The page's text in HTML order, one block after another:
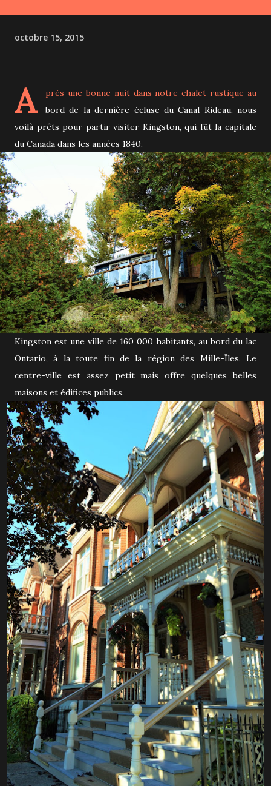
octobre 15, 2015
A
près une bonne nuit dans notre chalet rustique au
bord de la dernière écluse du Canal Rideau, nous
voilà prêts pour partir visiter Kingston, qui fût la capitale
du Canada dans les années 1840.
Kingston est une ville de 160 000 habitants, au bord du lac
Ontario, à la toute fin de la région des Mille-Îles. Le
centre-ville est assez petit mais offre quelques belles
maisons et édifices publics.